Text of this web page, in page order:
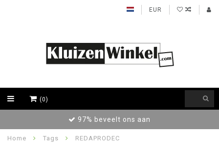
EUR
(0)
97% beveelt ons aan
Home Tags REDAPRODEC